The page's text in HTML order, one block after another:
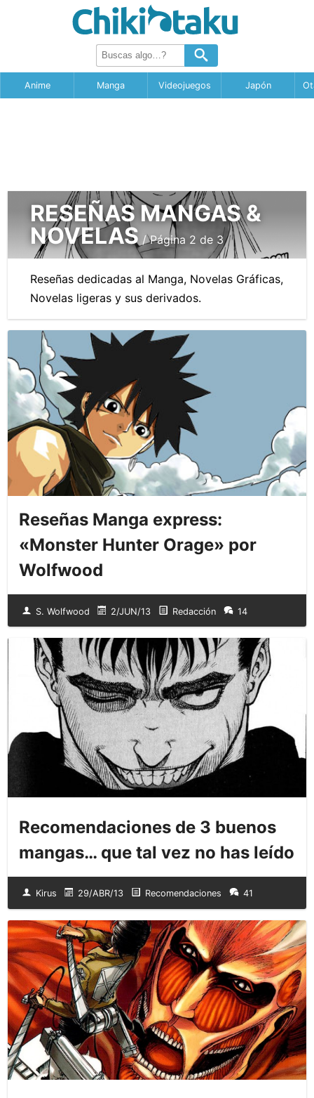
Anime Manga Videojuegos Japón
RESEÑAS MANGAS &
NOVELAS / Página 2 de 3
Reseñas dedicadas al Manga, Novelas Gráficas,
Novelas ligeras y sus derivados.
Reseñas Manga express:
«Monster Hunter Orage» por
Wolfwood
S. Wolfwood 2/JUN/13 Redacción 14
Recomendaciones de 3 buenos
mangas… que tal vez no has leído
Kirus 29/ABR/13 Recomendaciones 41